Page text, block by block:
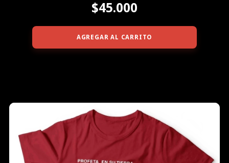
$45.000
AGREGAR AL CARRITO